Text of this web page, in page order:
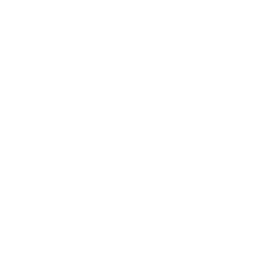
delicioase si puteti petrece seara cu un pahar de bautura buna.